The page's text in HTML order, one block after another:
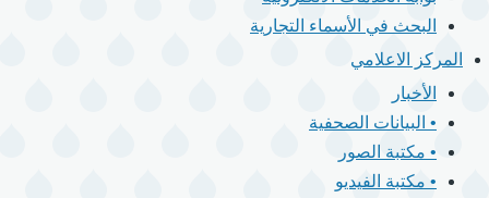
البحث في الأسماء التجارية
المركز الاعلامي
الأخبار
• البيانات الصحفية
• مكتبة الصور
• مكتبة الفيديو